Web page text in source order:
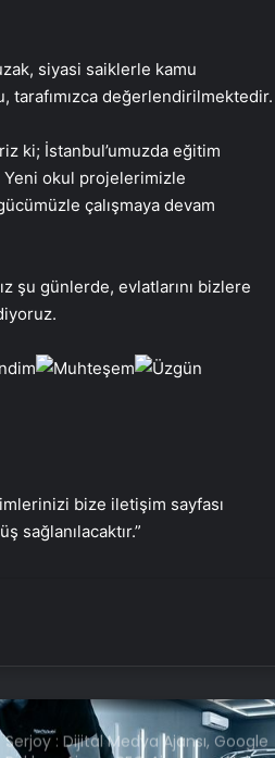
siyasi saiklerle kamu
tarafımızca değerlendirilmektedir.
ki; İstanbul’umuzda eğitim
Yeni okul projelerimizle
çalışmaya devam
şu günlerde, evlatlarını bizlere
bize iletişim sayfası
sağlanılacaktır.”
Baba ve 3 oğlu aynı suçtan
Bozulmuş meze, et ve et ürünleri
Dumandan zehirlenen karı-koca ölü
bulundu
Serjoy : Dijital Medya Ajansı, Google
Reklam Ajansı, SEO Ajansı ve Web
Tasarım Ajansı